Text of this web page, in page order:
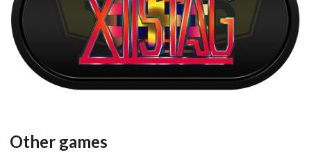
View
Other games